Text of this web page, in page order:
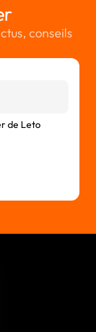
conseils
de Leto